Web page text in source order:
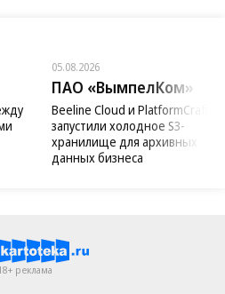
05.08.2026
ПАО «ВымпелКом»
Beeline Cloud и PlatformCraft
запустили холодное S3-
хранилище для архивных
данных бизнеса
реклама